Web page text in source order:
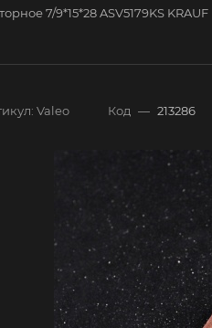
7/9*15*28 ASV5179KS KRAUF
Valeo Код — 213286